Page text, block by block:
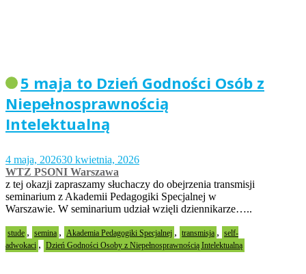
5 maja to Dzień Godności Osób z
Niepełnosprawnością
Intelektualną
4 maja, 202630 kwietnia, 2026
WTZ PSONI Warszawa
z tej okazji zapraszamy słuchaczy do obejrzenia transmisji
seminarium z Akademii Pedagogiki Specjalnej w
Warszawie. W seminarium udział wzięli dziennikarze…..
stude , semina , Akademia Pedagogiki Specjalnej , transmisja , self-
adwokaci , Dzień Godności Osoby z Niepełnosprawnością Intelektualną